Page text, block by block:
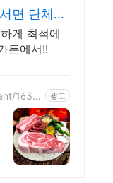
면 단체회
게 최적에
든에서!!
1639
광고